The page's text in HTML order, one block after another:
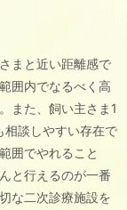
まと近い距離感で
囲内でなるべく高
また、飼い主さま1
相談しやすい存在で
囲でやれること
と行えるのが一番
な二次診療施設を